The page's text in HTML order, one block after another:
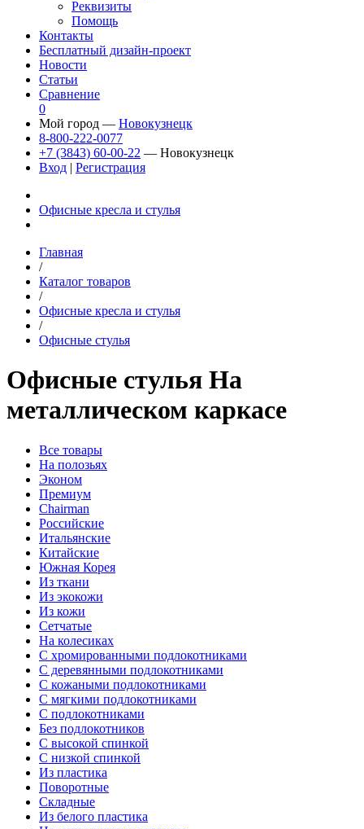
Реквизиты
Помощь
Контакты
Бесплатный дизайн-проект
Новости
Статьи
Сравнение
0
Мой город — Новокузнецк
8-800-222-0077
+7 (3843) 60-00-22 — Новокузнецк
Вход | Регистрация
Офисные кресла и стулья
Главная
/
Каталог товаров
/
Офисные кресла и стулья
/
Офисные стулья
Офисные стулья На
металлическом каркасе
Все товары
На полозьях
Эконом
Премиум
Chairman
Российские
Итальянские
Китайские
Южная Корея
Из ткани
Из экокожи
Из кожи
Сетчатые
На колесиках
С хромированными подлокотниками
С деревянными подлокотниками
С кожаными подлокотниками
С мягкими подлокотниками
C подлокотниками
Без подлокотников
С высокой спинкой
С низкой спинкой
Из пластика
Поворотные
Складные
Из белого пластика